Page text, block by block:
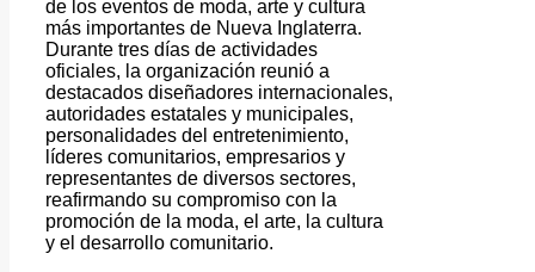
de los eventos de moda, arte y cultura
más importantes de Nueva Inglaterra.
Durante tres días de actividades
oficiales, la organización reunió a
destacados diseñadores internacionales,
autoridades estatales y municipales,
personalidades del entretenimiento,
líderes comunitarios, empresarios y
representantes de diversos sectores,
reafirmando su compromiso con la
promoción de la moda, el arte, la cultura
y el desarrollo comunitario.